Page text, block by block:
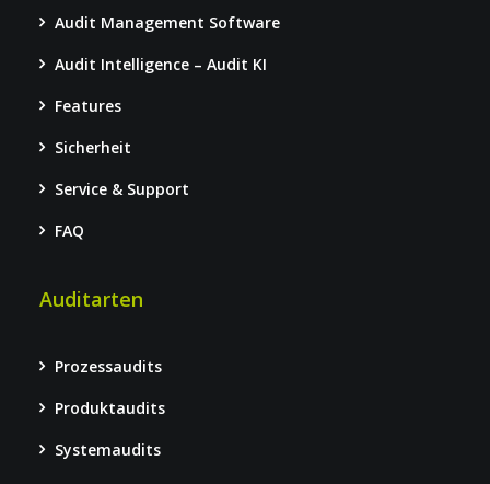
Audit Management Software
Audit Intelligence – Audit KI
Features
Sicherheit
Service & Support
FAQ
Auditarten
Prozessaudits
Produktaudits
Systemaudits